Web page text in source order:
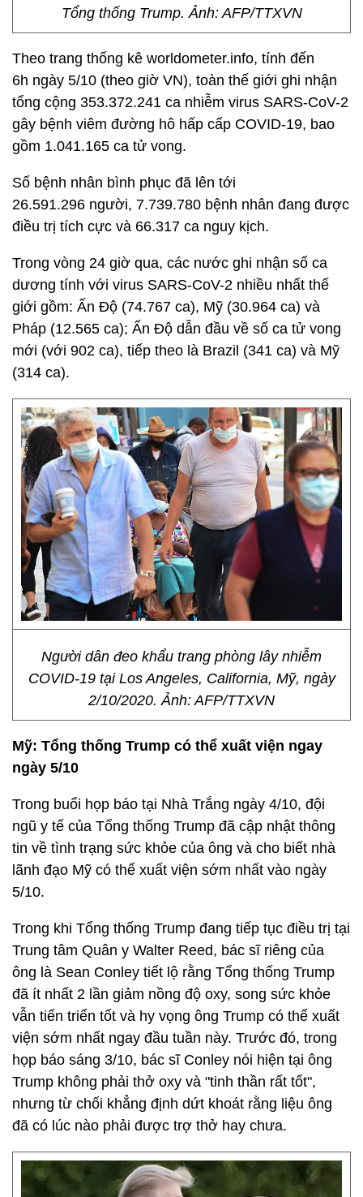
Tổng thống Trump. Ảnh: AFP/TTXVN
Theo trang thống kê worldometer.info, tính đến
6h ngày 5/10 (theo giờ VN), toàn thế giới ghi nhận
tổng cộng 353.372.241 ca nhiễm virus SARS-CoV-2
gây bệnh viêm đường hô hấp cấp COVID-19, bao
gồm 1.041.165 ca tử vong.
Số bệnh nhân bình phục đã lên tới
26.591.296 người, 7.739.780 bệnh nhân đang được
điều trị tích cực và 66.317 ca nguy kịch.
Trong vòng 24 giờ qua, các nước ghi nhận số ca
dương tính với virus SARS-CoV-2 nhiều nhất thế
giới gồm: Ấn Độ (74.767 ca), Mỹ (30.964 ca) và
Pháp (12.565 ca); Ấn Độ dẫn đầu về số ca tử vong
mới (với 902 ca), tiếp theo là Brazil (341 ca) và Mỹ
(314 ca).
Người dân đeo khẩu trang phòng lây nhiễm
COVID-19 tại Los Angeles, California, Mỹ, ngày
2/10/2020. Ảnh: AFP/TTXVN
Mỹ: Tổng thống Trump có thể xuất viện ngay
ngày 5/10
Trong buổi họp báo tại Nhà Trắng ngày 4/10, đội
ngũ y tế của Tổng thống Trump đã cập nhật thông
tin về tình trạng sức khỏe của ông và cho biết nhà
lãnh đạo Mỹ có thể xuất viện sớm nhất vào ngày
5/10.
Trong khi Tổng thống Trump đang tiếp tục điều trị tại
Trung tâm Quân y Walter Reed, bác sĩ riêng của
ông là Sean Conley tiết lộ rằng Tổng thống Trump
đã ít nhất 2 lần giảm nồng độ oxy, song sức khỏe
vẫn tiến triển tốt và hy vọng ông Trump có thể xuất
viện sớm nhất ngay đầu tuần này. Trước đó, trong
họp báo sáng 3/10, bác sĩ Conley nói hiện tại ông
Trump không phải thở oxy và "tinh thần rất tốt",
nhưng từ chối khẳng định dứt khoát rằng liệu ông
đã có lúc nào phải được trợ thở hay chưa.